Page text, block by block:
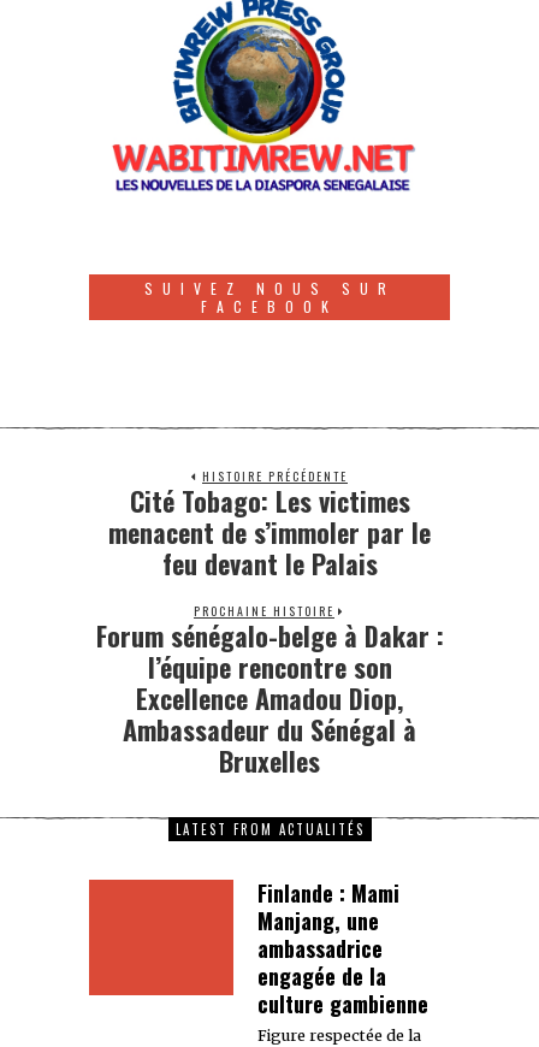
SUIVEZ NOUS SUR
FACEBOOK
HISTOIRE PRÉCÉDENTE
Cité Tobago: Les victimes
menacent de s’immoler par le
feu devant le Palais
PROCHAINE HISTOIRE
Forum sénégalo-belge à Dakar :
l’équipe rencontre son
Excellence Amadou Diop,
Ambassadeur du Sénégal à
Bruxelles
LATEST FROM ACTUALITÉS
Finlande : Mami
Manjang, une
ambassadrice
engagée de la
culture gambienne
Figure respectée de la